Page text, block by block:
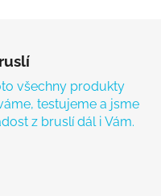
všechny produkty
testujeme a jsme
z bruslí dál i Vám.